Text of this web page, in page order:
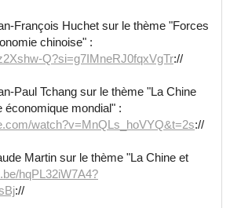
François Huchet sur le thème "Forces
chinoise" :
Q?si=g7IMneRJ0fqxVgTr://
Paul Tchang sur le thème "La Chine
économique mondial" :
watch?v=MnQLs_hoVYQ&t=2s://
Martin sur le thème "La Chine et
hqPL32iW7A4?
://